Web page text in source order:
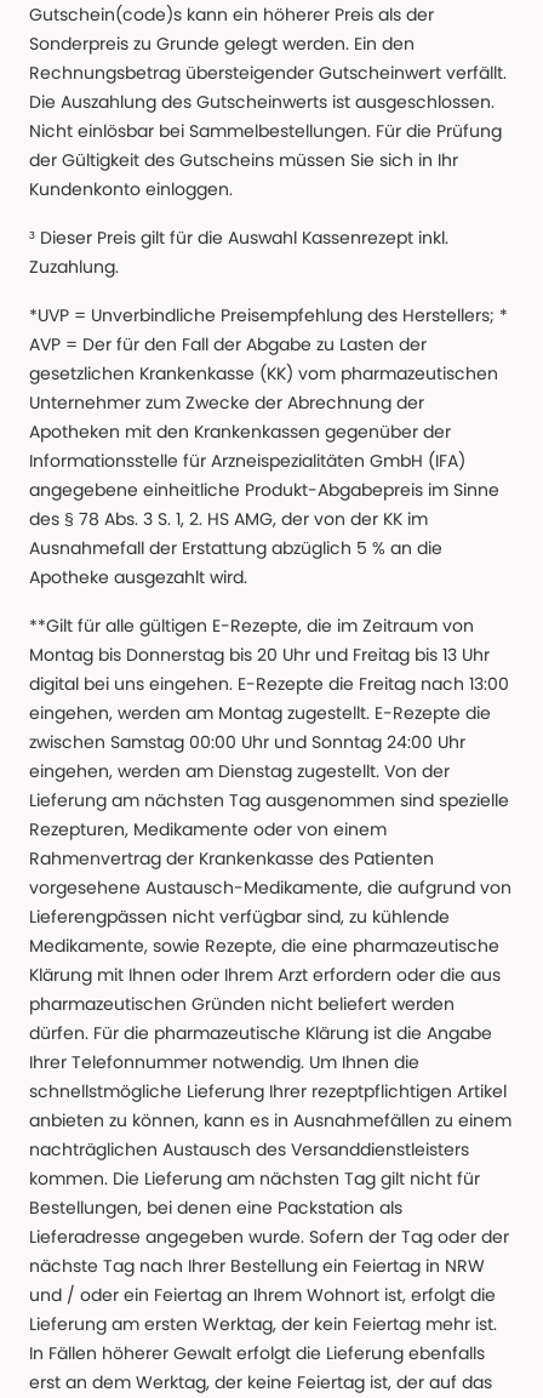
Gutschein(code)s kann ein höherer Preis als der
Sonderpreis zu Grunde gelegt werden. Ein den
Rechnungsbetrag übersteigender Gutscheinwert verfällt.
Die Auszahlung des Gutscheinwerts ist ausgeschlossen.
Nicht einlösbar bei Sammelbestellungen. Für die Prüfung
der Gültigkeit des Gutscheins müssen Sie sich in Ihr
Kundenkonto einloggen.
³ Dieser Preis gilt für die Auswahl Kassenrezept inkl.
Zuzahlung.
*UVP = Unverbindliche Preisempfehlung des Herstellers; *
AVP = Der für den Fall der Abgabe zu Lasten der
gesetzlichen Krankenkasse (KK) vom pharmazeutischen
Unternehmer zum Zwecke der Abrechnung der
Apotheken mit den Krankenkassen gegenüber der
Informationsstelle für Arzneispezialitäten GmbH (IFA)
angegebene einheitliche Produkt-Abgabepreis im Sinne
des § 78 Abs. 3 S. 1, 2. HS AMG, der von der KK im
Ausnahmefall der Erstattung abzüglich 5 % an die
Apotheke ausgezahlt wird.
**Gilt für alle gültigen E-Rezepte, die im Zeitraum von
Montag bis Donnerstag bis 20 Uhr und Freitag bis 13 Uhr
digital bei uns eingehen. E-Rezepte die Freitag nach 13:00
eingehen, werden am Montag zugestellt. E-Rezepte die
zwischen Samstag 00:00 Uhr und Sonntag 24:00 Uhr
eingehen, werden am Dienstag zugestellt. Von der
Lieferung am nächsten Tag ausgenommen sind spezielle
Rezepturen, Medikamente oder von einem
Rahmenvertrag der Krankenkasse des Patienten
vorgesehene Austausch-Medikamente, die aufgrund von
Lieferengpässen nicht verfügbar sind, zu kühlende
Medikamente, sowie Rezepte, die eine pharmazeutische
Klärung mit Ihnen oder Ihrem Arzt erfordern oder die aus
pharmazeutischen Gründen nicht beliefert werden
dürfen. Für die pharmazeutische Klärung ist die Angabe
Ihrer Telefonnummer notwendig. Um Ihnen die
schnellstmögliche Lieferung Ihrer rezeptpflichtigen Artikel
anbieten zu können, kann es in Ausnahmefällen zu einem
nachträglichen Austausch des Versanddienstleisters
kommen. Die Lieferung am nächsten Tag gilt nicht für
Bestellungen, bei denen eine Packstation als
Lieferadresse angegeben wurde. Sofern der Tag oder der
nächste Tag nach Ihrer Bestellung ein Feiertag in NRW
und / oder ein Feiertag an Ihrem Wohnort ist, erfolgt die
Lieferung am ersten Werktag, der kein Feiertag mehr ist.
In Fällen höherer Gewalt erfolgt die Lieferung ebenfalls
erst an dem Werktag, der keine Feiertag ist, der auf das